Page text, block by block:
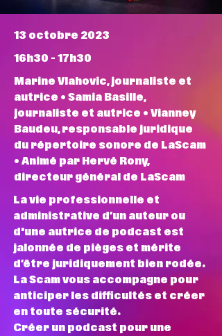
13 octobre 2023
16h30 - 17h30
Marine Vlahovic, journaliste et
autrice • Samia Basille,
journaliste et autrice • Vianney
Baudeu, responsable juridique
du répertoire sonore de LaScam
• Animé par Hervé Rony,
directeur général de LaScam
La vie professionnelle et
administrative d’un auteur ou
d'une autrice de podcast est
jalonnée de pièges et mérite
d’être juridiquement bien rodée.
La Scam vous accompagne pour
anticiper les difficultés et créer
en toute sécurité.
Créer un podcast pour une